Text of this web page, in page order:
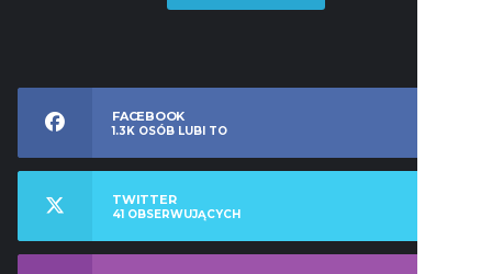
FACEBOOK
1.3K OSÓB LUBI TO
TWITTER
41 OBSERWUJĄCYCH